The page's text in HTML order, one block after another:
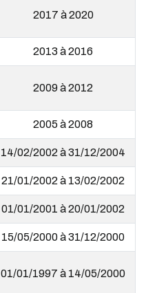
2017 à 2020
2013 à 2016
2009 à 2012
2005 à 2008
14/02/2002 à 31/12/2004
21/01/2002 à 13/02/2002
01/01/2001 à 20/01/2002
15/05/2000 à 31/12/2000
01/01/1997 à 14/05/2000